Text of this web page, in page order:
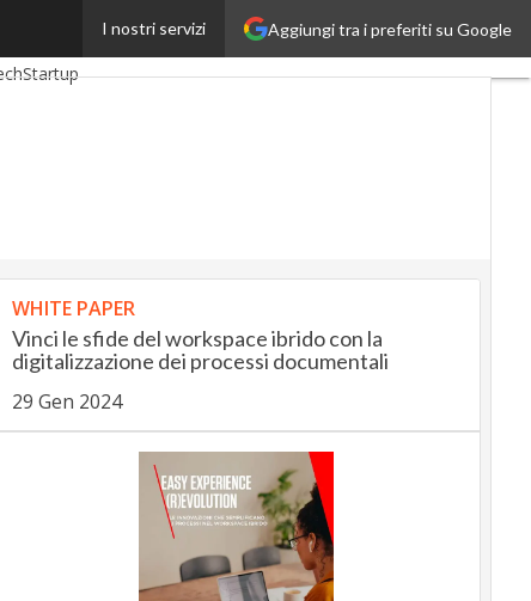
Aggiungi tra i preferiti su Google
I nostri servizi
InsuranceUp
Startup
WHITE PAPER
Vinci le sfide del workspace ibrido con la
digitalizzazione dei processi documentali
29 Gen 2024